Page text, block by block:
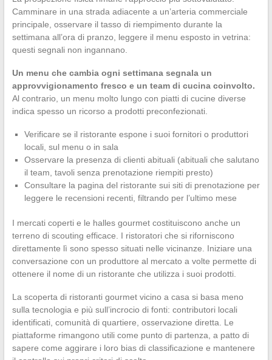
Camminare in una strada adiacente a un’arteria commerciale
principale, osservare il tasso di riempimento durante la
settimana all’ora di pranzo, leggere il menu esposto in vetrina:
questi segnali non ingannano.
Un menu che cambia ogni settimana segnala un
approvvigionamento fresco e un team di cucina coinvolto.
Al contrario, un menu molto lungo con piatti di cucine diverse
indica spesso un ricorso a prodotti preconfezionati.
Verificare se il ristorante espone i suoi fornitori o produttori
locali, sul menu o in sala
Osservare la presenza di clienti abituali (abituali che salutano
il team, tavoli senza prenotazione riempiti presto)
Consultare la pagina del ristorante sui siti di prenotazione per
leggere le recensioni recenti, filtrando per l’ultimo mese
I mercati coperti e le halles gourmet costituiscono anche un
terreno di scouting efficace. I ristoratori che si riforniscono
direttamente lì sono spesso situati nelle vicinanze. Iniziare una
conversazione con un produttore al mercato a volte permette di
ottenere il nome di un ristorante che utilizza i suoi prodotti.
La scoperta di ristoranti gourmet vicino a casa si basa meno
sulla tecnologia e più sull’incrocio di fonti: contributori locali
identificati, comunità di quartiere, osservazione diretta. Le
piattaforme rimangono utili come punto di partenza, a patto di
sapere come aggirare i loro bias di classificazione e mantenere